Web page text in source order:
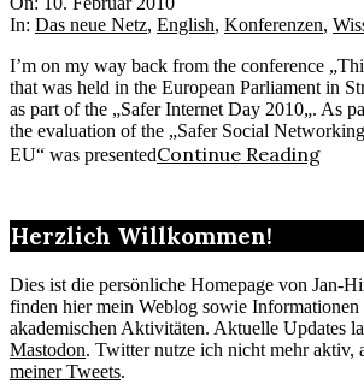
10
In: Das neue Netz, English, Konferenzen,
I’m on my way back from the conference
that was held in the European Parliament in
as part of the „Safer Internet Day 2010„. As
the evaluation of the „Safer Social
EU“ was presentedContinue Reading
Herzlich Willkommen!
Dies ist die persönliche Homepage von Jan-
finden hier mein Weblog sowie Informationen
akademischen Aktivitäten. Aktuelle Updates
Mastodon. Twitter nutze ich nicht mehr aktiv,
meiner Tweets.